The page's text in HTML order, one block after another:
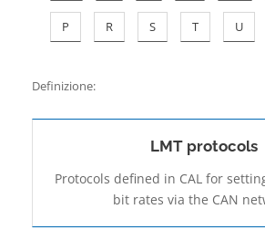
P R S T U
Definizione:
LMT protocols
Protocols defined in CAL for
bit rates via the CAN